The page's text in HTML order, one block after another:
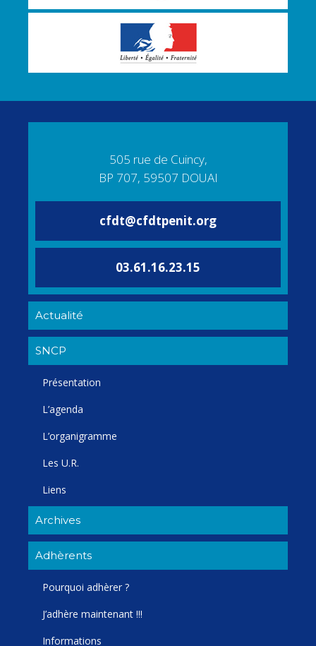
505 rue de Cuincy,
BP 707, 59507 DOUAI
cfdt@cfdtpenit.org
03.61.16.23.15
Actualité
SNCP
Présentation
L’agenda
L’organigramme
Les U.R.
Liens
Archives
Adhèrents
Pourquoi adhèrer ?
J’adhère maintenant !!!
Informations